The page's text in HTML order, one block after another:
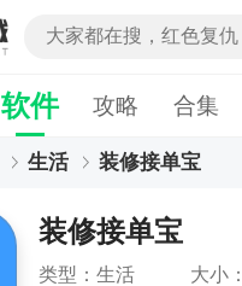
软件 攻略 合集
生活 装修接单宝
装修接单宝
类型：生活
大小